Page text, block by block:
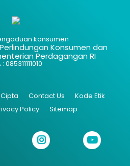
konsumen
Konsumen dan
Perdagangan RI
085311111010
Contact Us
Kode Etik
Policy Sitemap